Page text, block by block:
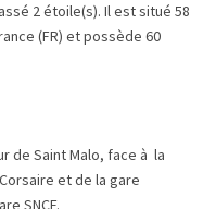
2 étoile(s). Il est situé 58
(FR) et possède 60
de Saint Malo, face à la
et de la gare
SNCF.